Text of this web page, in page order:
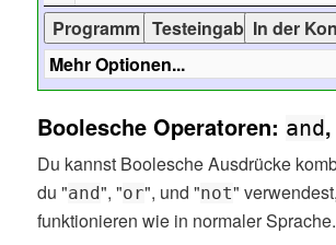
Boolesche Operatoren: and,
Du kannst Boolesche Ausdrücke
du "and", "or", und "not"
funktionieren wie in normaler Sprache.